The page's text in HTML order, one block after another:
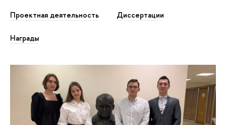
Проектная деятельность Диссертации
Награды